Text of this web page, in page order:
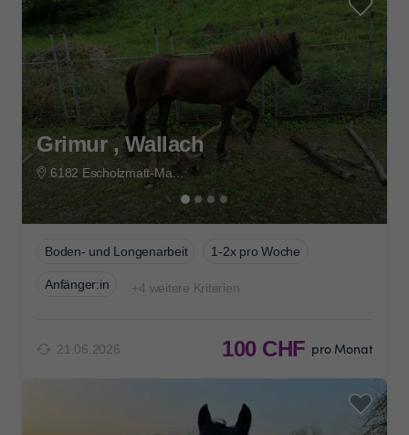
Grimur , Wallach
Boden- und Longenarbeit 1-2x pro Woche
Anfänger:in +4 weitere Kriterien
21.06.2026 100 CHF pro Monat